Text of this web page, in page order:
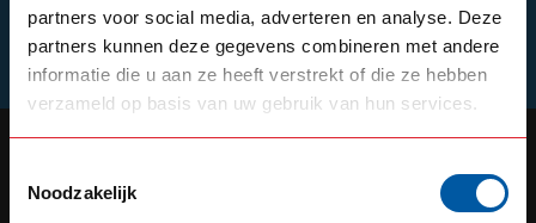
partners voor social media, adverteren en analyse. Deze
partners kunnen deze gegevens combineren met andere
informatie die u aan ze heeft verstrekt of die ze hebben
verzameld op basis van uw gebruik van hun services.
Noodzakelijk
Schrijf je in